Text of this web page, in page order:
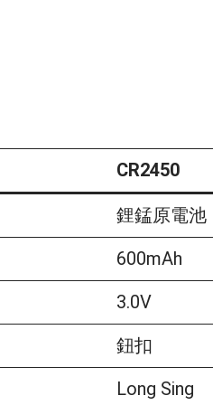
CR2450
CR2450
鋰錳原電池
600mAh
3.0V
鈕扣
Long Sing